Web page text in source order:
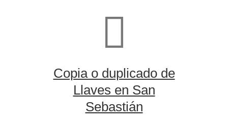
Copia o duplicado de
Llaves en San
Sebastián